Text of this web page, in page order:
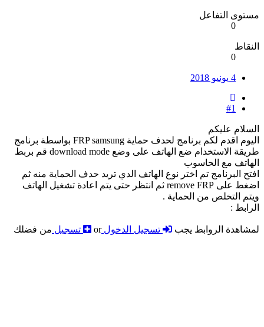
مستوى التفاعل
0
النقاط
0
4 يونيو 2018
#1
السلام عليكم
اليوم اقدم لكم برنامج لحدف حماية FRP samsung بواسطة برنامج
طريقة الاستخدام ضع الهاتف على وضع download mode قم بربط
الهاتف مع الحاسوب
افتح البرنامج تم اختر نوع الهاتف الدي تريد حدف الحماية منه ثم
اضغط على remove FRP ثم انتظر حتى يتم اعادة تشغيل الهاتف
ويتم التخلص من الحماية .
الرابط :
لمشاهدة الروابط يجب تسجيل الدخولor تسجيل من فضلك